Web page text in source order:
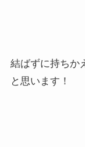
結ばずに持ちか
と思います！